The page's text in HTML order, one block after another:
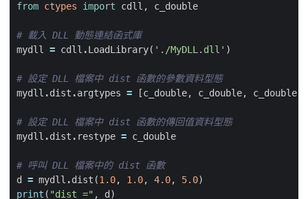
from ctypes import cdll , c_double
# 載入 DLL 動態連結函式庫
mydll = cdll .LoadLibrary( './MyDLL.dll' )
# 設定 DLL 檔案中 dist 函數的參數資料型態
mydll .dist .argtypes = [c_double, c_double, c_double
# 設定 DLL 檔案中 dist 函數的傳回值資料型態
mydll .dist . restype = c_double
# 呼叫 DLL 檔案中的 dist 函數
d
= mydll .dist (1.0, 1.0, 4.0, 5.0)
print ( "dist =" , d )